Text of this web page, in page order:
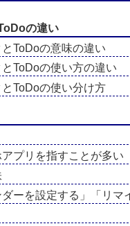
の違い
ToDoの意味の違い
ToDoの使い方の違い
ToDoの使い分け方
プリを指すことが多い
ーを設定する」「リマ